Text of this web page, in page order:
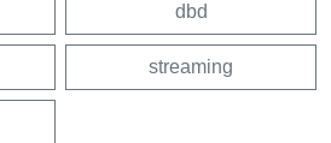
dbd
streaming